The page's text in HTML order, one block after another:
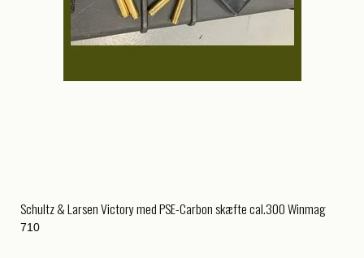
Schultz & Larsen Victory med PSE-Carbon skæfte cal.300 Winmag
710